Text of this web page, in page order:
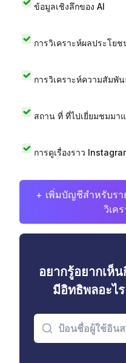
ข้อมูลเชิงลึกของ AI
การวิเคราะห์ผลประโย
การวิเคราะห์ความสัมพั
สถาน ที่ ที่ไปเยี่ยมชมมา
การดูเรื่องราว
+ เพิ่มบัญชีสำหรับรา
วิเค
อยากรู้อยากเห็
มีอิทธิพลอะไ